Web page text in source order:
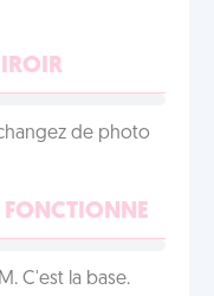
de photo
C'est la base.